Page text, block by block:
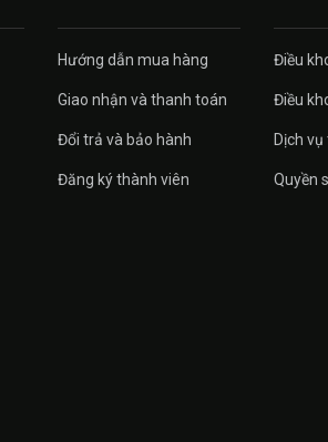
Hướng dẫn mua hàng
Giao nhận và thanh toán
Đổi trả và bảo hành
Đăng ký thành viên
Điều
Điều
Dịch
Quyền